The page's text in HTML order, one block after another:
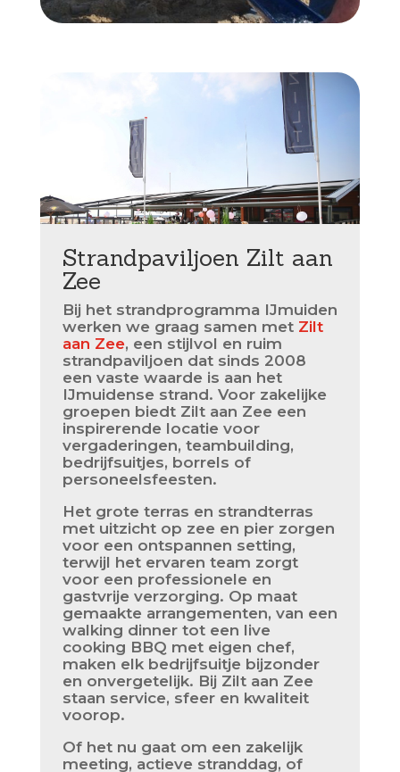
Strandpaviljoen Zilt aan
Zee
Bij het strandprogramma IJmuiden
werken we graag samen met Zilt
aan Zee, een stijlvol en ruim
strandpaviljoen dat sinds 2008
een vaste waarde is aan het
IJmuidense strand. Voor zakelijke
groepen biedt Zilt aan Zee een
inspirerende locatie voor
vergaderingen, teambuilding,
bedrijfsuitjes, borrels of
personeelsfeesten.
Het grote terras en strandterras
met uitzicht op zee en pier zorgen
voor een ontspannen setting,
terwijl het ervaren team zorgt
voor een professionele en
gastvrije verzorging. Op maat
gemaakte arrangementen, van een
walking dinner tot een live
cooking BBQ met eigen chef,
maken elk bedrijfsuitje bijzonder
en onvergetelijk. Bij Zilt aan Zee
staan service, sfeer en kwaliteit
voorop.
Of het nu gaat om een zakelijk
meeting, actieve stranddag, of